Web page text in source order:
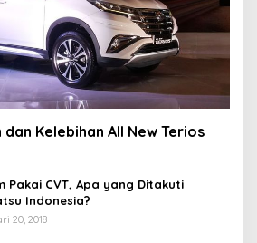
Kelebihan All New Terios
Pakai CVT, Apa yang Ditakuti
Indonesia?
20, 2018